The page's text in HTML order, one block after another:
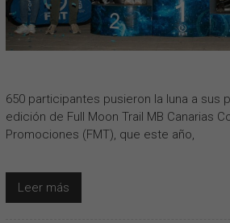
650 participantes pusieron la luna a sus
edición de Full Moon Trail MB Canarias
Promociones (FMT), que este año,
Leer más